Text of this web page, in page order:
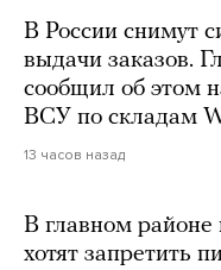
В России снимут
выдачи заказов.
сообщил об этом
ВСУ по складам
13 часов назад
В главном
хотят запретить